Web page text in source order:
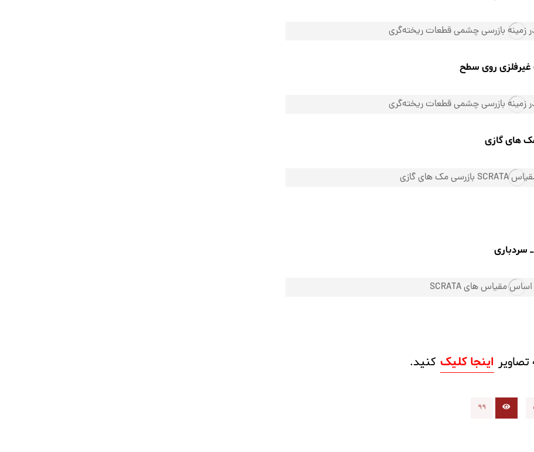
غیرفلزی روی سطح
های گازی
سردباری
اینجا کلیک کنید.
99